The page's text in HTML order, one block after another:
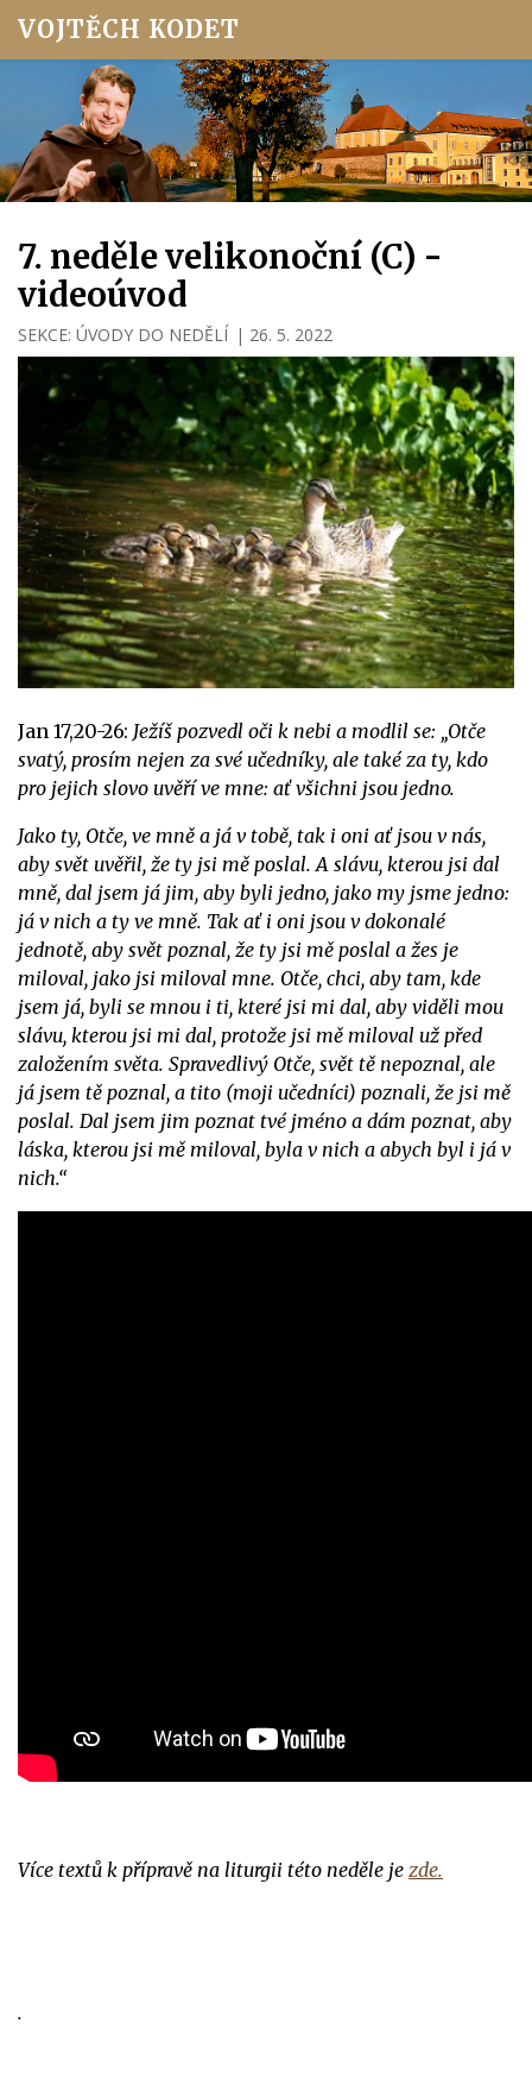
VOJTĚCH KODET
7. neděle velikonoční (C) -
videoúvod
SEKCE: ÚVODY DO NEDĚLÍ | 26. 5. 2022
Jan 17,20-26: Ježíš pozvedl oči k nebi a modlil se: „Otče
svatý, prosím nejen za své učedníky, ale také za ty, kdo
pro jejich slovo uvěří ve mne: ať všichni jsou jedno.
Jako ty, Otče, ve mně a já v tobě, tak i oni ať jsou v nás,
aby svět uvěřil, že ty jsi mě poslal. A slávu, kterou jsi dal
mně, dal jsem já jim, aby byli jedno, jako my jsme jedno:
já v nich a ty ve mně. Tak ať i oni jsou v dokonalé
jednotě, aby svět poznal, že ty jsi mě poslal a žes je
miloval, jako jsi miloval mne. Otče, chci, aby tam, kde
jsem já, byli se mnou i ti, které jsi mi dal, aby viděli mou
slávu, kterou jsi mi dal, protože jsi mě miloval už před
založením světa. Spravedlivý Otče, svět tě nepoznal, ale
já jsem tě poznal, a tito (moji učedníci) poznali, že jsi mě
poslal. Dal jsem jim poznat tvé jméno a dám poznat, aby
láska, kterou jsi mě miloval, byla v nich a abych byl i já v
nich.“
Více textů k přípravě na liturgii této neděle je zde.
.